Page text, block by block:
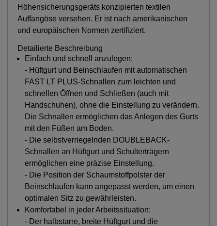
Höhensicherungsgeräts konzipierten textilen
Auffangöse versehen. Er ist nach amerikanischen
und europäischen Normen zertifiziert.
Detailierte Beschreibung
Einfach und schnell anzulegen:
- Hüftgurt und Beinschlaufen mit automatischen
FAST LT PLUS-Schnallen zum leichten und
schnellen Öffnen und Schließen (auch mit
Handschuhen), ohne die Einstellung zu verändern.
Die Schnallen ermöglichen das Anlegen des Gurts
mit den Füßen am Boden.
- Die selbstverriegelnden DOUBLEBACK-
Schnallen an Hüftgurt und Schulterträgern
ermöglichen eine präzise Einstellung.
- Die Position der Schaumstoffpolster der
Beinschlaufen kann angepasst werden, um einen
optimalen Sitz zu gewährleisten.
Komfortabel in jeder Arbeitssituation:
- Der halbstarre, breite Hüftgurt und die